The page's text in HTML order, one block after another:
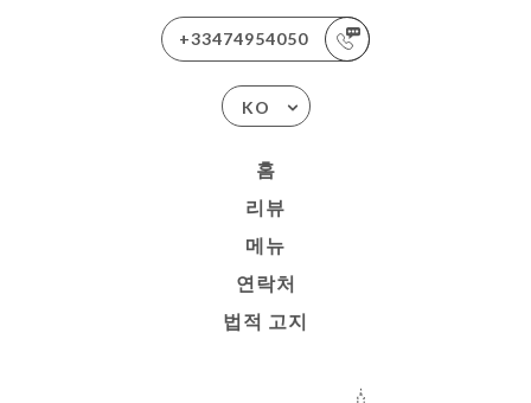
+33474954050
KO
홈
리뷰
메뉴
연락처
법적 고지